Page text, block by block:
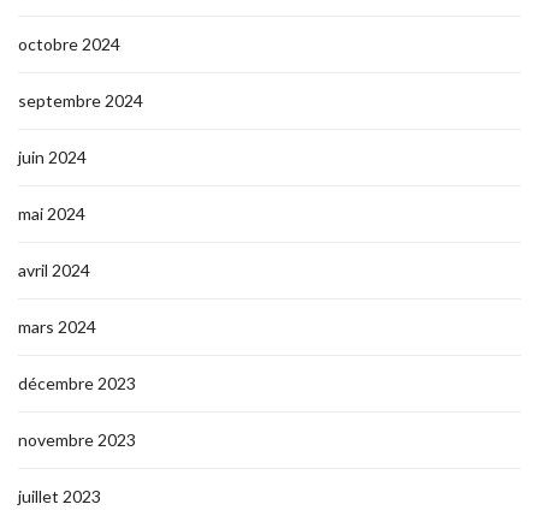
octobre 2024
septembre 2024
juin 2024
mai 2024
avril 2024
mars 2024
décembre 2023
novembre 2023
juillet 2023